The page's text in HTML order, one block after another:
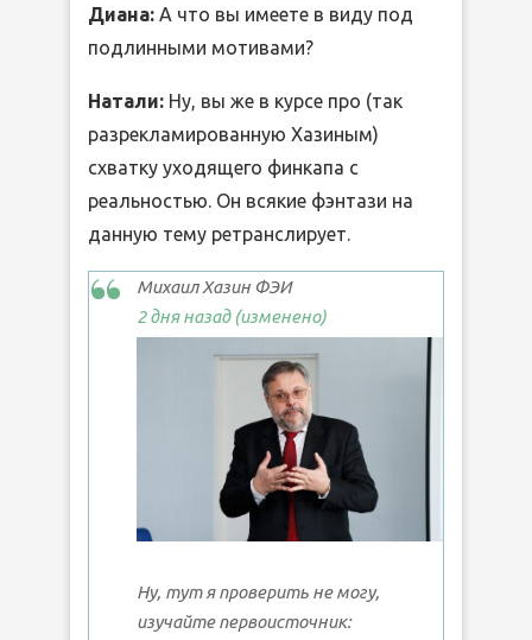
Диана: А что вы имеете в виду под
подлинными мотивами?
Натали: Ну, вы же в курсе про (так
разрекламированную Хазиным)
схватку уходящего финкапа с
реальностью. Он всякие фэнтази на
данную тему ретранслирует.
Михаил Хазин ФЭИ
2 дня назад (изменено)
Ну, тут я проверить не могу,
изучайте первоисточник: